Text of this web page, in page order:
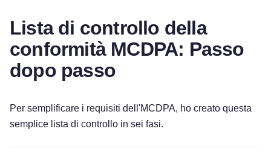
Lista di controllo della
conformità MCDPA: Passo
dopo passo
Per semplificare i requisiti dell'MCDPA, ho creato questa
semplice lista di controllo in sei fasi.